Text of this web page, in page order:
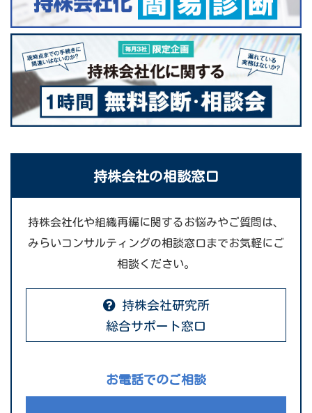
持株会社の相談窓口
持株会社化や組織再編に関するお悩みやご質問は、
みらいコンサルティングの相談窓口までお気軽にご
相談ください。
持株会社研究所
総合サポート窓口
お電話でのご相談